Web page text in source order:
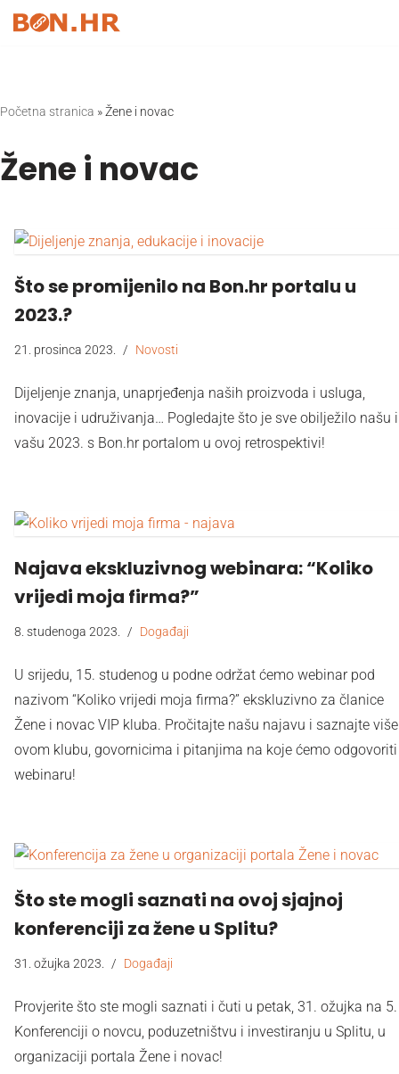
Početna stranica »Žene i novac
Žene i novac
Što se promijenilo na Bon.hr portalu u
2023.?
21. prosinca 2023. Novosti
Dijeljenje znanja, unaprjeđenja naših proizvoda i usluga,
inovacije i udruživanja… Pogledajte što je sve obilježilo našu i
vašu 2023. s Bon.hr portalom u ovoj retrospektivi!
Najava ekskluzivnog webinara: “Koliko
vrijedi moja firma?”
8. studenoga 2023. Događaji
U srijedu, 15. studenog u podne održat ćemo webinar pod
nazivom “Koliko vrijedi moja firma?” ekskluzivno za članice
Žene i novac VIP kluba. Pročitajte našu najavu i saznajte
ovom klubu, govornicima i pitanjima na koje ćemo
webinaru!
Što ste mogli saznati na ovoj sjajnoj
konferenciji za žene u Splitu?
31. ožujka 2023. Događaji
Provjerite što ste mogli saznati i čuti u petak, 31. ožujka na 5.
Konferenciji o novcu, poduzetništvu i investiranju u Splitu, u
organizaciji portala Žene i novac!